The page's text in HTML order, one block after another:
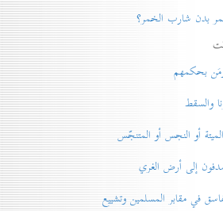
شارب الخمر؟
بحكمهم
والسقط
أو النجس أو المتنجّس
إلی أرض الغري
مقابر المسلمين وتشييع